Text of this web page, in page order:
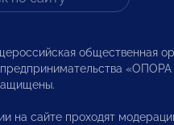
общественная
предпринимательства
на сайте проходят